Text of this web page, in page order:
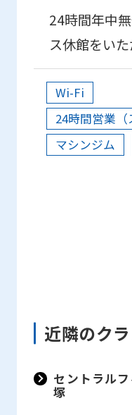
24時間年中
ス休館をい
Wi-Fi
24時間営業（
マシンジム
近隣のク
セントラル
塚